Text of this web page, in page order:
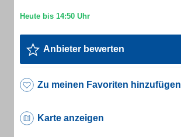
Anbieter bewerten
Zu meinen Favoriten hinzufügen
Karte anzeigen